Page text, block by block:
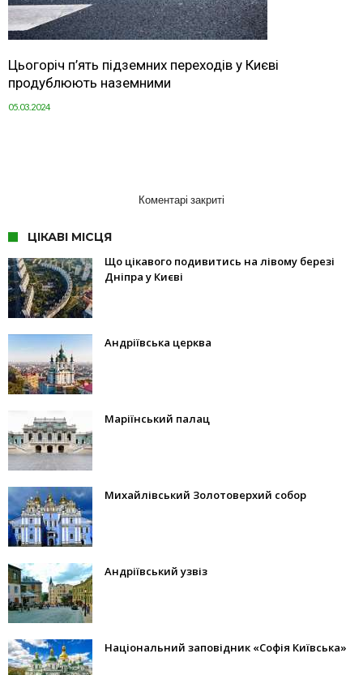
Цьогоріч п’ять підземних переходів у Києві
продублюють наземними
05.03.2024
Коментарі закриті
ЦІКАВІ МІСЦЯ
Що цікавого подивитись на лівому березі
Дніпра у Києві
Андріївська церква
Маріїнський палац
Михайлівський Золотоверхий собор
Андріївський узвіз
Національний заповідник «Софія Київська»